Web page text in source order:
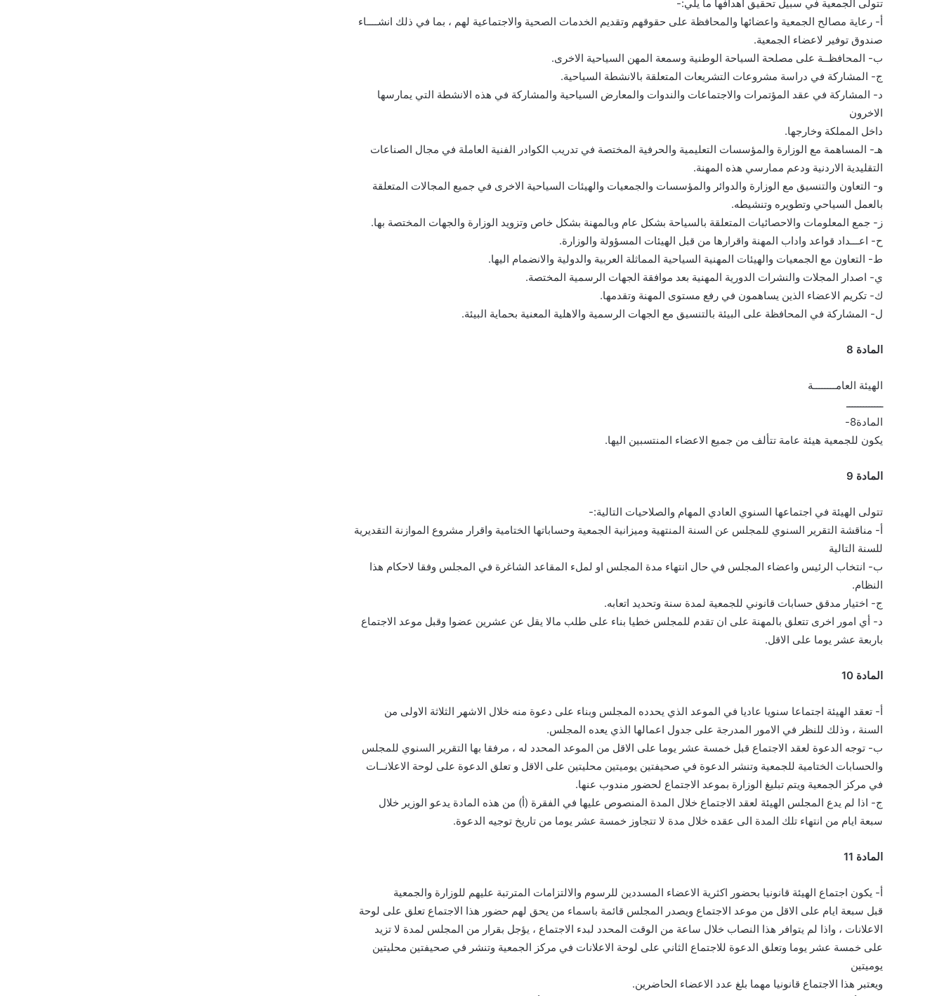
تتولى الجمعية في سبيل تحقيق اهدافها ما يلي:-
أ- رعاية مصالح الجمعية واعضائها والمحافظة على حقوقهم وتقديم الخدمات الصحية والاجتماعية لهم ، بما في ذلك انشــــاء
صندوق توفير لاعضاء الجمعية.
ب- المحافظــة على مصلحة السياحة الوطنية وسمعة المهن السياحية الاخرى.
ج- المشاركة في دراسة مشروعات التشريعات المتعلقة بالانشطة السياحية.
د- المشاركة في عقد المؤتمرات والاجتماعات والندوات والمعارض السياحية والمشاركة في هذه الانشطة التي يمارسها
الاخرون
داخل المملكة وخارجها.
هـ- المساهمة مع الوزارة والمؤسسات التعليمية والحرفية المختصة في تدريب الكوادر الفنية العاملة في مجال الصناعات
التقليدية الاردنية ودعم ممارسي هذه المهنة.
و- التعاون والتنسيق مع الوزارة والدوائر والمؤسسات والجمعيات والهيئات السياحية الاخرى في جميع المجالات المتعلقة
بالعمل السياحي وتطويره وتنشيطه.
ز- جمع المعلومات والاحصائيات المتعلقة بالسياحة بشكل عام وبالمهنة بشكل خاص وتزويد الوزارة والجهات المختصة بها.
ح- اعـــداد قواعد واداب المهنة واقرارها من قبل الهيئات المسؤولة والوزارة.
ط- التعاون مع الجمعيات والهيئات المهنية السياحية المماثلة العربية والدولية والانضمام اليها.
ي- اصدار المجلات والنشرات الدورية المهنية بعد موافقة الجهات الرسمية المختصة.
ك- تكريم الاعضاء الذين يساهمون في رفع مستوى المهنة وتقدمها.
ل- المشاركة في المحافظة على البيئة بالتنسيق مع الجهات الرسمية والاهلية المعنية بحماية البيئة.
المادة 8
الهيئة العامــــــــة
ـــــــــــــ
المادة8-
يكون للجمعية هيئة عامة تتألف من جميع الاعضاء المنتسبين اليها.
المادة 9
تتولى الهيئة في اجتماعها السنوي العادي المهام والصلاحيات التالية:-
أ- مناقشة التقرير السنوي للمجلس عن السنة المنتهية وميزانية الجمعية وحساباتها الختامية واقرار مشروع الموازنة التقديرية
للسنة التالية
ب- انتخاب الرئيس واعضاء المجلس في حال انتهاء مدة المجلس او لملء المقاعد الشاغرة في المجلس وفقا لاحكام هذا
النظام.
ج- اختيار مدقق حسابات قانوني للجمعية لمدة سنة وتحديد اتعابه.
د- أي امور اخرى تتعلق بالمهنة على ان تقدم للمجلس خطيا بناء على طلب مالا يقل عن عشرين عضوا وقبل موعد الاجتماع
باربعة عشر يوما على الاقل.
المادة 10
أ- تعقد الهيئة اجتماعا سنويا عاديا في الموعد الذي يحدده المجلس وبناء على دعوة منه خلال الاشهر الثلاثة الاولى من
السنة ، وذلك للنظر في الامور المدرجة على جدول اعمالها الذي يعده المجلس.
ب- توجه الدعوة لعقد الاجتماع قبل خمسة عشر يوما على الاقل من الموعد المحدد له ، مرفقا بها التقرير السنوي للمجلس
والحسابات الختامية للجمعية وتنشر الدعوة في صحيفتين يوميتين محليتين على الاقل و تعلق الدعوة على لوحة الاعلانــات
في مركز الجمعية ويتم تبليغ الوزارة بموعد الاجتماع لحضور مندوب عنها.
ج- اذا لم يدع المجلس الهيئة لعقد الاجتماع خلال المدة المنصوص عليها في الفقرة (أ) من هذه المادة يدعو الوزير خلال
سبعة ايام من انتهاء تلك المدة الى عقده خلال مدة لا تتجاوز خمسة عشر يوما من تاريخ توجيه الدعوة.
المادة 11
أ- يكون اجتماع الهيئة قانونيا بحضور اكثرية الاعضاء المسددين للرسوم والالتزامات المترتبة عليهم للوزارة والجمعية
قبل سبعة ايام على الاقل من موعد الاجتماع ويصدر المجلس قائمة باسماء من يحق لهم حضور هذا الاجتماع تعلق على لوحة
الاعلانات ، واذا لم يتوافر هذا النصاب خلال ساعة من الوقت المحدد لبدء الاجتماع ، يؤجل بقرار من المجلس لمدة لا تزيد
على خمسة عشر يوما وتعلق الدعوة للاجتماع الثاني على لوحة الاعلانات في مركز الجمعية وتنشر في صحيفتين محليتين
يوميتين
ويعتبر هذا الاجتماع قانونيا مهما بلغ عدد الاعضاء الحاضرين.